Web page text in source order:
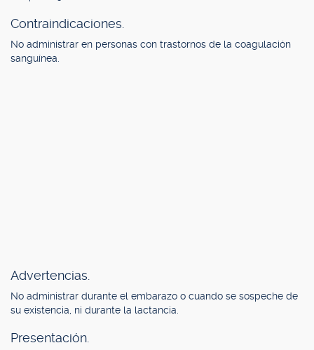
Contraindicaciones.
No administrar en personas con trastornos de la coagulación
sanguínea.
Advertencias.
No administrar durante el embarazo o cuando se sospeche de
su existencia, ni durante la lactancia.
Presentación.